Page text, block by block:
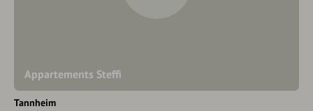
Appartements Steffi
Tannheim